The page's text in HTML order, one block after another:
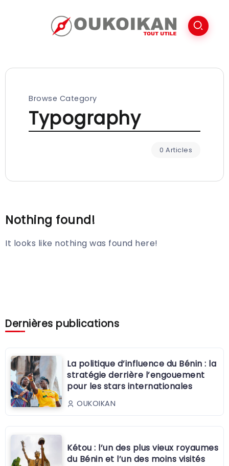
Browse Category
Typography
0 Articles
Nothing found!
It looks like nothing was found here!
Dernières publications
La politique d’influence du Bénin : la
stratégie derrière l’engouement
pour les stars internationales
OUKOIKAN
Kétou : l’un des plus vieux royaumes
du Bénin et l’un des moins visités